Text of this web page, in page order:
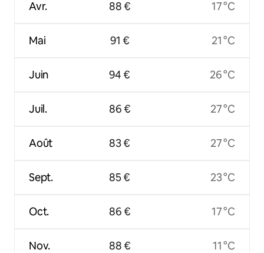
Avr.
Mai
Juin
Juil.
Août
Sept.
Oct.
Nov.
88 €
91 €
94 €
86 €
83 €
85 €
86 €
88 €
17 °C
21 °C
26 °C
27 °C
27 °C
23 °C
17 °C
11 °C